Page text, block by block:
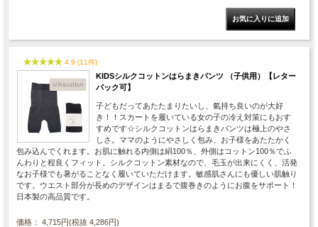
4.9 (11件)
KIDSシルクコットンはらまきパンツ （子供用）【レター
パック可】
子どもだってあたたまりたいし、氣持ち良いのが大好
き！！スカートを履いている女の子の冷え対策にもおす
すめです☆シルクコットンはらまきパンツは極上のやさ
しさ。ママのようにやさしく包み、お子様をあたたかく
包み込んでくれます。お肌に触れる内側は絹100％、外側はコットン100％でふ
んわりと程良くフィット。シルクコットン素材なので、毛玉が出来にくく、活発
なお子様でも暑がることなく履いていただけます。敏感肌さんにも優しい肌触り
です。ウエスト部分が長めのデザインはまるで腹巻きのようにお腹をサポート！
日本製の高品質です。
価格： 4,715円(税抜 4,286円)